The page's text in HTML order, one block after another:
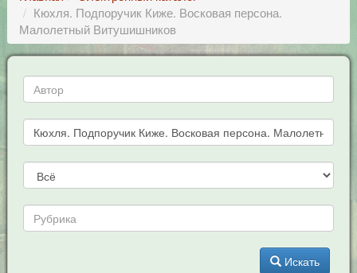
Кюхля. Подпоручик Киже. Восковая персона.
Малолетный Витушишников
Искать